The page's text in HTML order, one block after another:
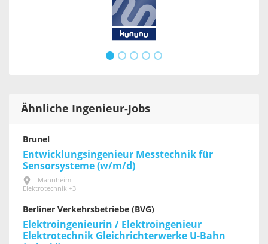
Ähnliche Ingenieur-Jobs
Brunel
Entwicklungsingenieur Messtechnik für
Sensorsysteme (w/m/d)
Mannheim
Elektrotechnik +3
Berliner Verkehrsbetriebe (BVG)
Elektroingenieurin / Elektroingenieur
Elektrotechnik Gleichrichterwerke U-Bahn